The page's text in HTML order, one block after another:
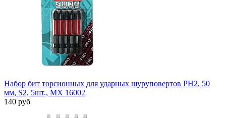
Набор бит торсионных для ударных шуруповертов PH2, 50
мм, S2, 5шт., MX 16002
140 руб